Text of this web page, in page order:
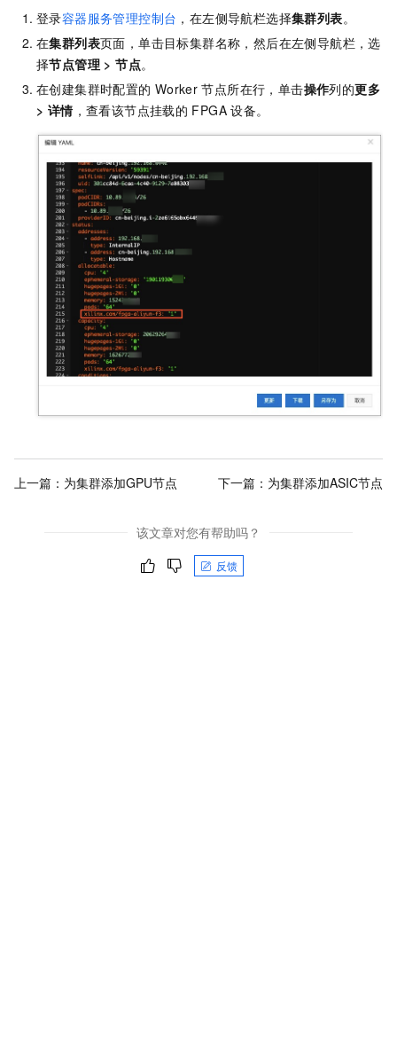
登录容器服务管理控制台 ，在左侧导航栏选择集群列表。
在集群列表页面，单击目标集群名称，然后在左侧导航栏，选
择节点管理 >节点。
在创建集群时配置的 Worker 节点所在行，单击操作列的更多
> 详情，查看该节点挂载的 FPGA 设备。
上一篇： 为集群添加GPU节点 下一篇： 为集群添加ASIC节点
该文章对您有帮助吗？
反馈